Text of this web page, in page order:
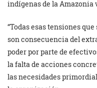
indígenas de la Amazonia
“Todas esas tensiones
son consecuencia del
poder por parte de
la falta de acciones
las necesidades